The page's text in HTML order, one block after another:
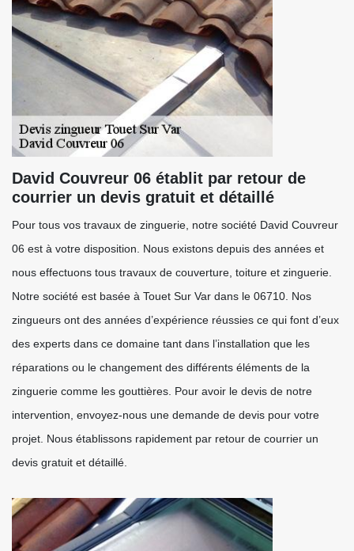
David Couvreur 06 établit par retour de
courrier un devis gratuit et détaillé
Pour tous vos travaux de zinguerie, notre société David Couvreur
06 est à votre disposition. Nous existons depuis des années et
nous effectuons tous travaux de couverture, toiture et zinguerie.
Notre société est basée à Touet Sur Var dans le 06710. Nos
zingueurs ont des années d’expérience réussies ce qui font d’eux
des experts dans ce domaine tant dans l’installation que les
réparations ou le changement des différents éléments de la
zinguerie comme les gouttières. Pour avoir le devis de notre
intervention, envoyez-nous une demande de devis pour votre
projet. Nous établissons rapidement par retour de courrier un
devis gratuit et détaillé.